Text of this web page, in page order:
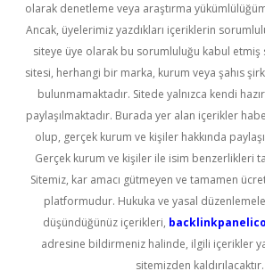
olarak denetleme veya araştırma
Ancak, üyelerimiz yazdıkları içeriklerin
siteye üye olarak bu sorumluluğu kabul etmiş
sitesi, herhangi bir marka, kurum veya şahıs
bulunmamaktadır. Sitede yalnızca kendi
paylaşılmaktadır. Burada yer alan içerikler
olup, gerçek kurum ve kişiler hakkında
Gerçek kurum ve kişiler ile isim benzerlikleri
Sitemiz, kar amacı gütmeyen ve tamamen
platformudur. Hukuka ve yasal
düşündüğünüz içerikleri,
adresine bildirmeniz halinde, ilgili içerikler
sitemizden kaldırılacaktır.